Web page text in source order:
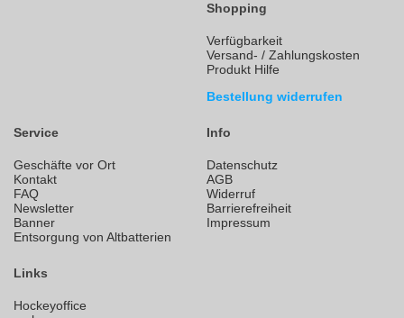
Shopping
Verfügbarkeit
Versand- / Zahlungskosten
Produkt Hilfe
Bestellung widerrufen
Service
Geschäfte vor Ort
Kontakt
FAQ
Newsletter
Banner
Entsorgung von Altbatterien
Info
Datenschutz
AGB
Widerruf
Barrierefreiheit
Impressum
Links
Hockeyoffice